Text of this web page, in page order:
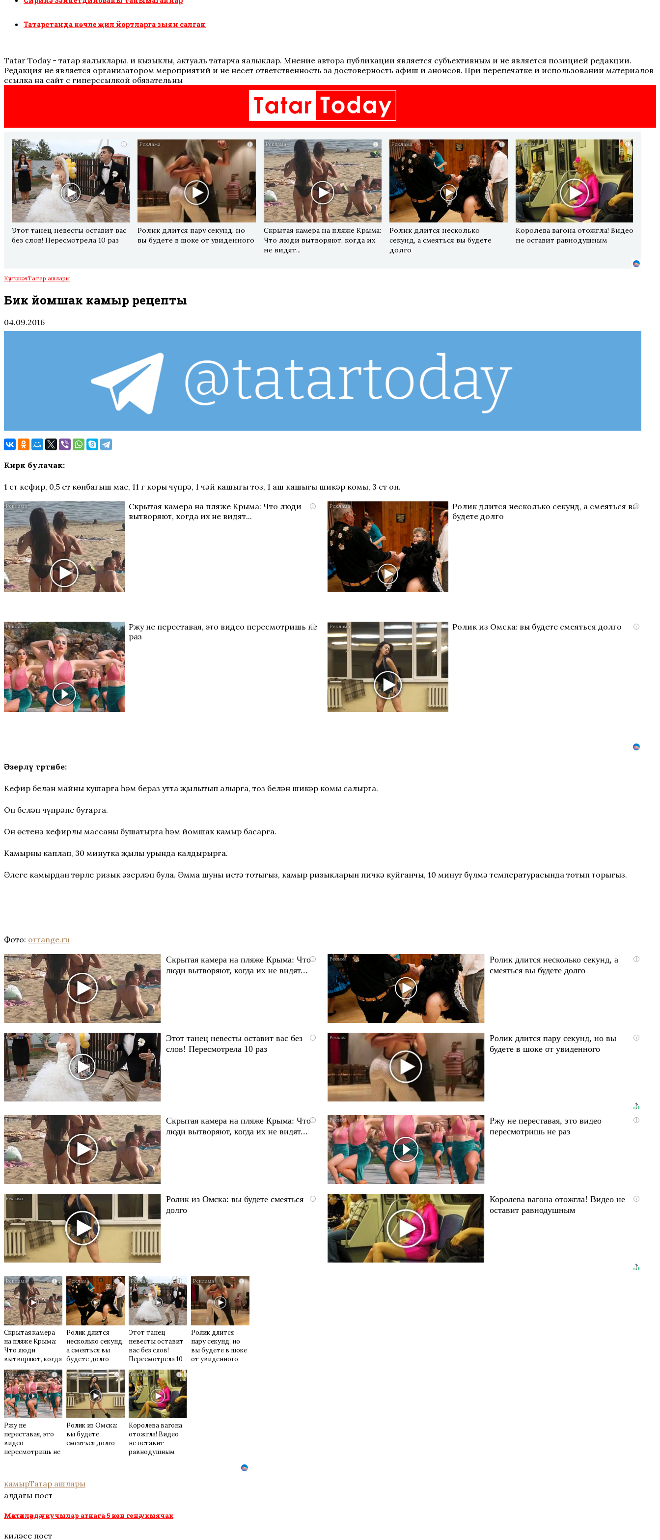
Татарстанда көчле җил йортларга зыян салган
Tatar Today - татар яңалыклары. иң кызыклы, актуаль татарча яңалыклар. Мнение автора публикации является субъективным и не является позицией редакции.
Редакция не является организатором мероприятий и не несет ответственность за достоверность афиш и анонсов. При перепечатке и использовании материалов
ссылка на сайт с гиперссылкой обязательны
i
Этот танец невесты оставит вас
без слов! Пересмотрела 10 раз
i
Ролик длится пару секунд, но
вы будете в шоке от увиденного
i
Скрытая камера на пляже Крыма:
Что люди вытворяют, когда их
не видят...
i
Ролик длится несколько
секунд, а смеяться вы будете
долго
i
Королева вагона отожгла! Видео
не оставит равнодушным
КүчтәнәчТатар ашлары
Бик йомшак камыр рецепты
04.09.2016
Кирәк булачак:
1 ст кефир, 0,5 ст көнбагыш мае, 11 г коры чүпрә, 1 чәй кашыгы тоз, 1 аш кашыгы шикәр комы, 3 ст он.
i
Скрытая камера на пляже Крыма: Что люди
вытворяют, когда их не видят...
i
Ролик длится несколько секунд, а смеяться вы
будете долго
i
Ржу не переставая, это видео пересмотришь не
раз
i
Ролик из Омска: вы будете смеяться долго
Әзерләү тәртибе:
Кефир белән майны кушарга һәм бераз утта җылытып алырга, тоз белән шикәр комы салырга.
Он белән чүпрәне бутарга.
Он өстенә кефирлы массаны бушатырга һәм йомшак камыр басарга.
Камырны каплап, 30 минутка җылы урында калдырырга.
Әлеге камырдан төрле ризык әзерләп була. Әмма шуны истә тотыгыз, камыр ризыкларын пичкә куйганчы, 10 минут бүлмә температурасында тотып торыгыз.
Фото: orrange.ru
i
Скрытая камера на пляже Крыма: Что
люди вытворяют, когда их не видят...
i
Ролик длится несколько секунд, а
смеяться вы будете долго
i
Этот танец невесты оставит вас без
слов! Пересмотрела 10 раз
i
Ролик длится пару секунд, но вы
будете в шоке от увиденного
i
Скрытая камера на пляже Крыма: Что
люди вытворяют, когда их не видят...
i
Ржу не переставая, это видео
пересмотришь не раз
i
Ролик из Омска: вы будете смеяться
долго
i
Королева вагона отожгла! Видео не
оставит равнодушным
i
Скрытая камера
на пляже Крыма:
Что люди
вытворяют, когда
их не видят...
i
Ролик длится
несколько секунд,
а смеяться вы
будете долго
i
Этот танец
невесты оставит
вас без слов!
Пересмотрела 10
раз
i
Ролик длится
пару секунд, но
вы будете в шоке
от увиденного
i
Ржу не
переставая, это
видео
пересмотришь не
i
Ролик из Омска:
вы будете
смеяться долго
i
Королева вагона
отожгла! Видео
не оставит
равнодушным
камырТатар ашлары
алдагы пост
Мәктәпләрдә укучылар атнага 5 көн генә укыячак
киләсе пост